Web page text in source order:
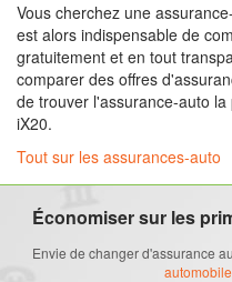
Vous cherchez une
est alors indispensable de
gratuitement et en tout
comparer des offres
de trouver l'assurance-auto
iX20.
Tout sur les assurances-auto
Économiser sur les
Envie de changer d'assurance